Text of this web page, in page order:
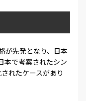
が先発となり、日本
本で考案されたシン
れたケースがあり